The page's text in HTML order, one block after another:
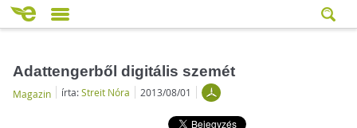
Adattengerből digitális szemét
Magazin írta:Streit Nóra 2013/08/01